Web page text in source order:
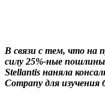
В связи с тем, что на
силу 25%-ные
Stellantis наняла
Company для изучения